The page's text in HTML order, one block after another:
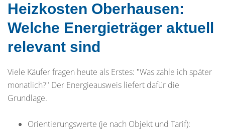
Heizkosten Oberhausen:
Welche Energieträger aktuell
relevant sind
Viele Käufer fragen heute als Erstes: "Was zahle ich später
monatlich?" Der Energieausweis liefert dafür die
Grundlage.
Orientierungswerte (je nach Objekt und Tarif):